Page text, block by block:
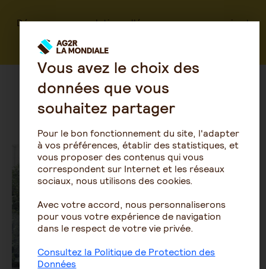
Découvrez nos solutions d'épargne, assurance vie et
les chefs d'entreprise et travailleurs non salariés
Agences Contact
Vous avez le choix des
données que vous
souhaitez partager
Pour le bon fonctionnement du site, l'adapter
à vos préférences, établir des statistiques, et
vous proposer des contenus qui vous
correspondent sur Internet et les réseaux
sociaux, nous utilisons des cookies.
Avec votre accord, nous personnaliserons
pour vous votre expérience de navigation
dans le respect de votre vie privée.
Consultez la Politique de Protection des
Données